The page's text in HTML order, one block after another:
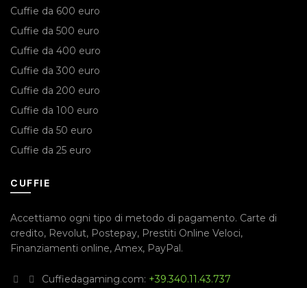
Cuffie da 600 euro
Cuffie da 500 euro
Cuffie da 400 euro
Cuffie da 300 euro
Cuffie da 200 euro
Cuffie da 100 euro
Cuffie da 50 euro
Cuffie da 25 euro
CUFFIE
Accettiamo ogni tipo di metodo di pagamento. Carte di
credito, Revolut, Postepay, Prestiti Online Veloci,
Finanziamenti online, Amex, PayPal .
Cuffiedagaming.com: +39.340.11.43.737